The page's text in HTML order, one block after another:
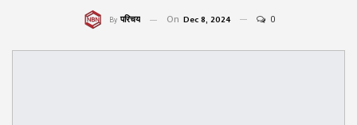
By परिचय On Dec 8, 2024 0